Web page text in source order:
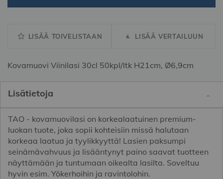
LISÄÄ TOIVELISTAAN LISÄÄ VERTAILUUN
Kovamuovi Viinilasi 30cl 50kpl/ltk H21cm, Ø6,9cm
Lisätietoja
TAO - kovamuovilasi on korkealaatuinen premium-
luokan tuote, joka sopii kohteisiin missä halutaan
korkeaa laatua ja tyylikkyyttä! Lasien paksumpi
seinämävahvuus ja lisääntynyt paino saavat tuotteen
näyttämään ja tuntumaan oikealta lasilta. Soveltuu
hyvin esim. Yökerhoihin ja ravintolohin.